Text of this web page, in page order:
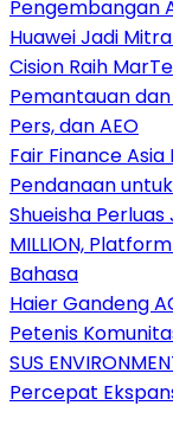
Pengembangan
Huawei Jadi
Cision Raih
Pemantauan dan
Pers, dan AEO
Fair Finance
Pendanaan
Shueisha
MILLION,
Bahasa
Haier Gandeng
Petenis
SUS
Percepat